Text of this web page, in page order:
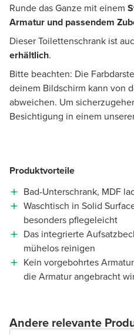
Runde das Ganze mit einem
Armatur und passendem
Dieser Toilettenschrank ist
erhältlich.
Bitte beachten: Die
deinem Bildschirm kann von
abweichen. Um
Besichtigung in einem
Produktvorteile
Bad-Unterschrank, MDF
Waschtisch in Solid
besonders pflegeleicht
Das integrierte
mühelos reinigen
Kein vorgebohrtes
die Armatur angebracht
Andere relevante